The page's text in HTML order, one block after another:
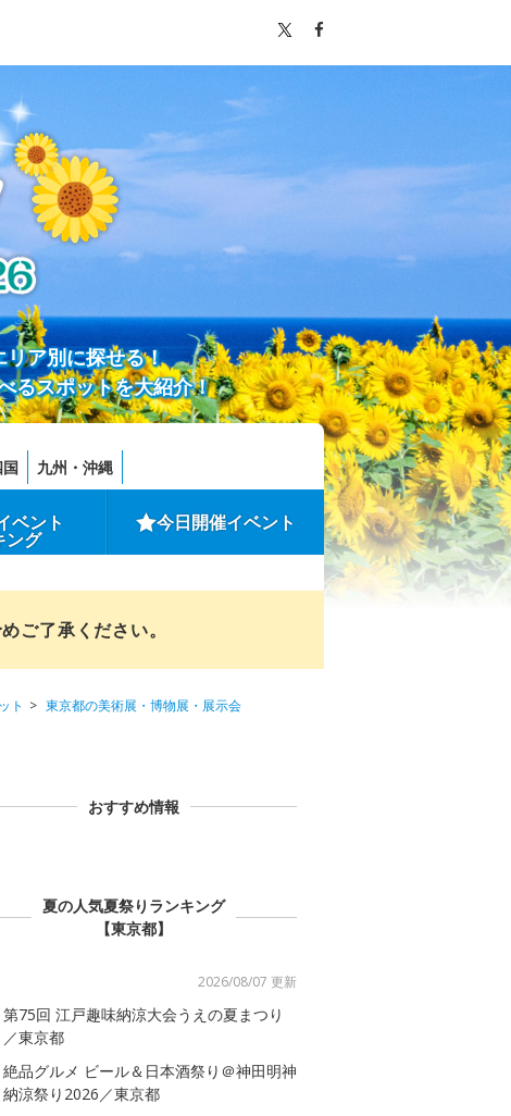
ア別に探せる！
るスポットを大紹介！
九州・沖縄
ベント
ング
今日開催イベント
ご了承ください。
ト
東京都の美術展・博物展・展示会
おすすめ情報
夏の人気夏祭りランキング
【東京都】
2026/08/07 更新
第75回 江戸趣味納涼大会うえの夏まつり
／東京都
絶品グルメ ビール＆日本酒祭り＠神田明神
納涼祭り2026／東京都